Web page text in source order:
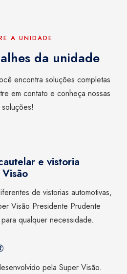
A UNIDADE
da unidade
encontra soluções completas
em contato e conheça nossas
soluções!
e vistoria
de vistorias automotivas,
Visão Presidente Prudente
qualquer necessidade.
pela Super Visão.